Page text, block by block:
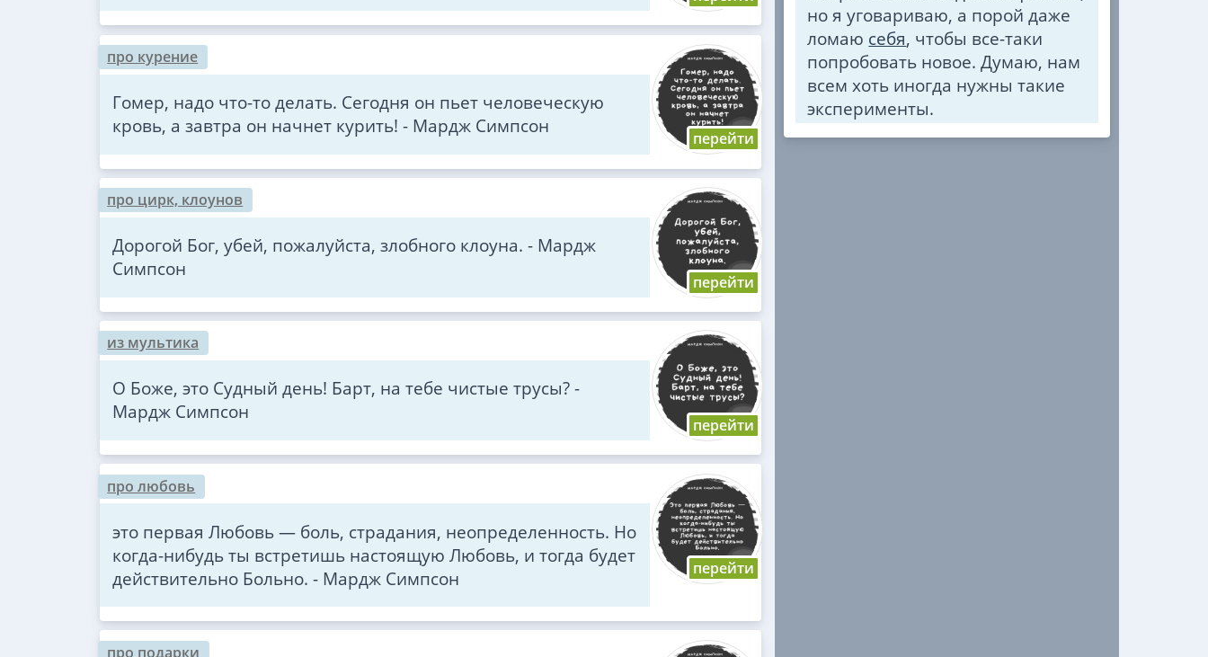
про курение
Гомер, надо что-то делать. Сегодня он пьет человеческую
кровь, а завтра он начнет курить! - Мардж Симпсон
про цирк, клоунов
Дорогой Бог, убей, пожалуйста, злобного клоуна. - Мардж
Симпсон
из мультика
О Боже, это Судный день! Барт, на тебе чистые трусы? -
Мардж Симпсон
про любовь
это первая Любовь — боль, страдания, неопределенность. Но
когда-нибудь ты встретишь настоящую Любовь, и тогда будет
действительно Больно. - Мардж Симпсон
про подарки
но я уговариваю, а порой даже
ломаю себя, чтобы все-таки
попробовать новое. Думаю, нам
всем хоть иногда нужны такие
эксперименты.